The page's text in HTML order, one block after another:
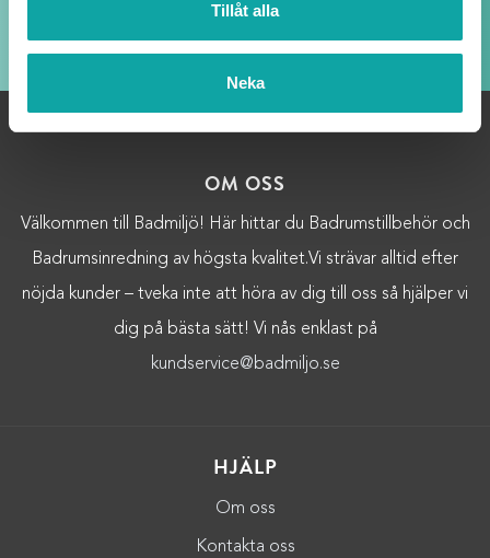
Tillåt alla
Neka
LOJALITETSBONUS
Upp till 20% rabatt för medlemmar
OM OSS
Välkommen till Badmiljö! Här hittar du Badrumstillbehör och
Badrumsinredning av högsta kvalitet.Vi strävar alltid efter
nöjda kunder – tveka inte att höra av dig till oss så hjälper vi
dig på bästa sätt! Vi nås enklast på
kundservice@badmiljo.se
HJÄLP
Om oss
Kontakta oss